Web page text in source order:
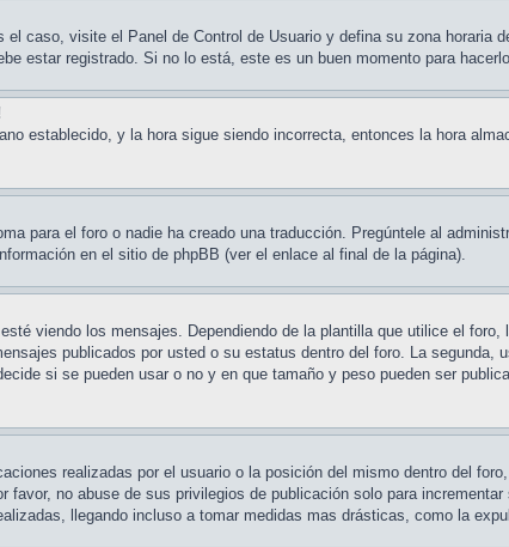
caso, visite el Panel de Control de Usuario y defina su zona horaria
estar registrado. Si no lo está, este es un buen momento para
establecido, y la hora sigue siendo incorrecta, entonces la hora
para el foro o nadie ha creado una traducción. Pregúntele al
en el sitio de phpBB (ver el enlace al final de la página).
viendo los mensajes. Dependiendo de la plantilla que utilice el
publicados por usted o su estatus dentro del foro. La
si se pueden usar o no y en que tamaño y peso pueden ser
realizadas por el usuario o la posición del mismo dentro del
no abuse de sus privilegios de publicación solo para
llegando incluso a tomar medidas mas drásticas, como la